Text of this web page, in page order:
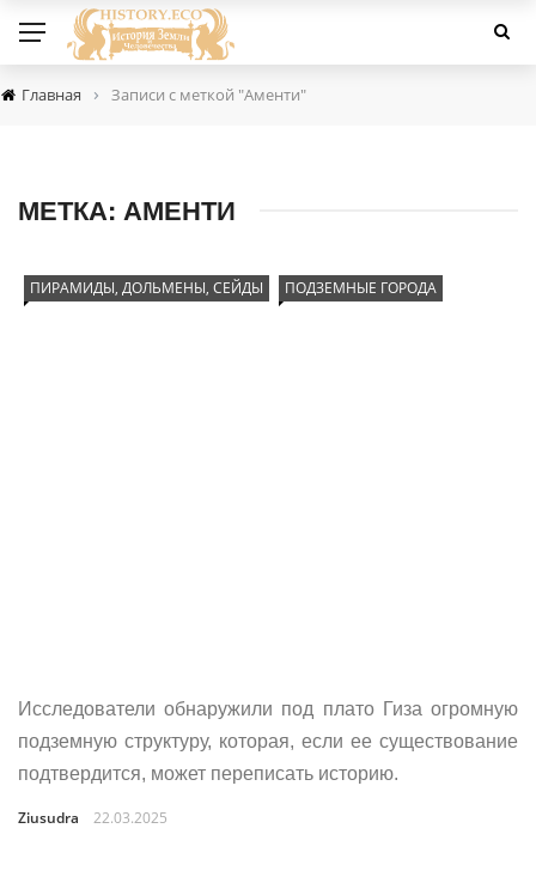
Главная › Записи с меткой "Аменти"
МЕТКА: АМЕНТИ
ПИРАМИДЫ, ДОЛЬМЕНЫ, СЕЙДЫ ПОДЗЕМНЫЕ ГОРОДА
Исследователи обнаружили под плато Гиза огромную
подземную структуру, которая, если ее существование
подтвердится, может переписать историю.
Ziusudra 22.03.2025